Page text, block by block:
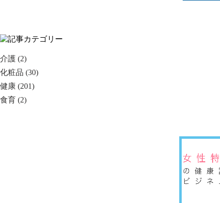
介護 (2)
化粧品 (30)
健康 (201)
食育 (2)